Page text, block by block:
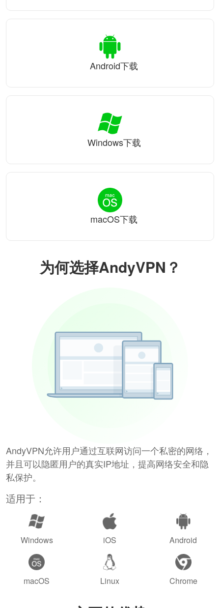
为何选择AndyVPN？
AndyVPN允许用户通过互联网访问一个私密的网络，
并且可以隐匿用户的真实IP地址，提高网络安全和隐
私保护。
适用于：
Windows iOS Android
macOS Linux Chrome
Android下载
Windows下载
macOS下载